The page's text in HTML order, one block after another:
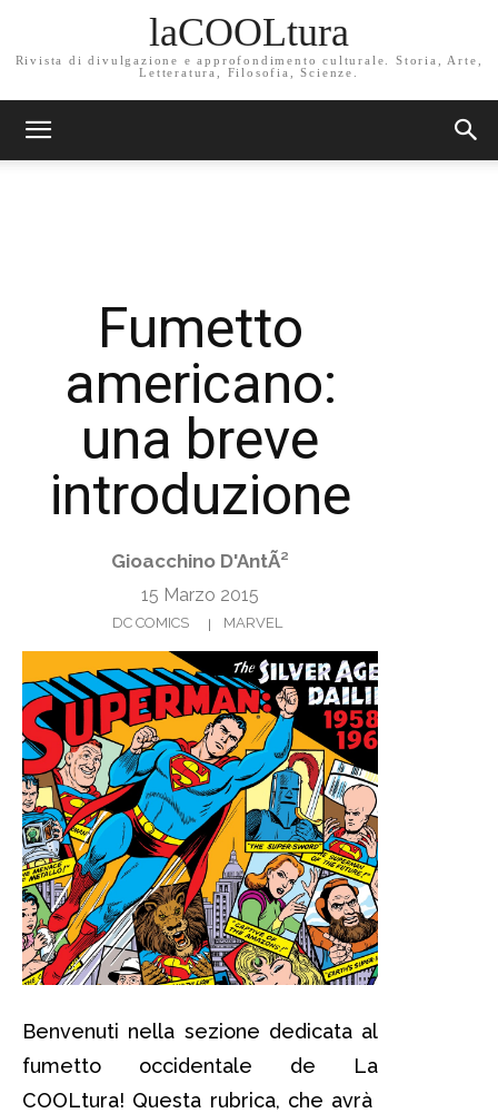
laCOOLtura
Rivista di divulgazione e approfondimento culturale. Storia, Arte,
Letteratura, Filosofia, Scienze.
Fumetto
americano:
una breve
introduzione
Gioacchino D'AntÃ²
15 Marzo 2015
DC COMICS MARVEL
Benvenuti nella sezione dedicata al
fumetto occidentale de La
COOLtura! Questa rubrica, che avrà